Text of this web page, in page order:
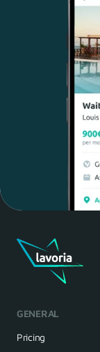
Maria, 28 Waiter
Yes, of course! I'll be ready.
GENERAL
Pricing